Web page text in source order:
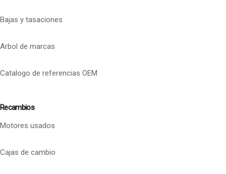
Bajas y tasaciones
Arbol de marcas
Catalogo de referencias OEM
Recambios
Motores usados
Cajas de cambio